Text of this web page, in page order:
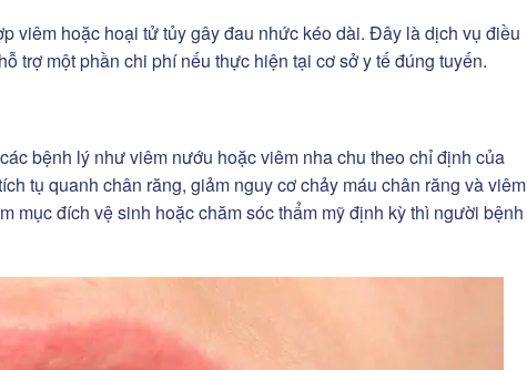
viêm hoặc hoại tử tủy gây đau nhức kéo dài. Đây là dịch vụ điều
trợ một phần chi phí nếu thực hiện tại cơ sở y tế đúng tuyến.
bệnh lý như viêm nướu hoặc viêm nha chu theo chỉ định của
tụ quanh chân răng, giảm nguy cơ chảy máu chân răng và viêm
mục đích vệ sinh hoặc chăm sóc thẩm mỹ định kỳ thì người bệnh